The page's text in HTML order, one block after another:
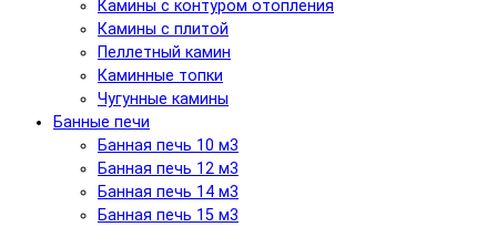
Камины с контуром отопления
Камины с плитой
Пеллетный камин
Каминные топки
Чугунные камины
Банные печи
Банная печь 10 м3
Банная печь 12 м3
Банная печь 14 м3
Банная печь 15 м3